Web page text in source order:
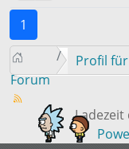
1
Forum
Profil
Ladezeit